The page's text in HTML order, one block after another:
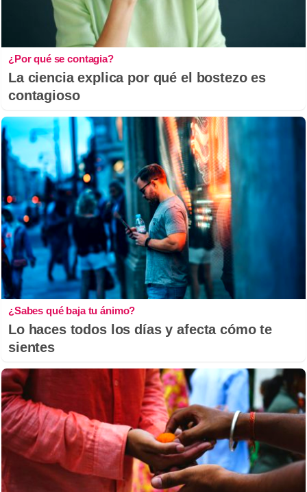
¿Por qué se contagia?
La ciencia explica por qué el bostezo es
contagioso
¿Sabes qué baja tu ánimo?
Lo haces todos los días y afecta cómo te
sientes